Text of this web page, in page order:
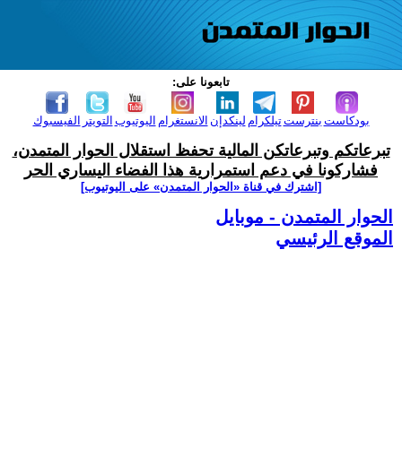
تابعونا على:
الفيسبوك التويتر اليوتيوب الانستغرام لينكدإن تيلكرامبنترست بودكاست
تبرعاتكم وتبرعاتكن المالية تحفظ استقلال الحوار المتمدن،
فشاركونا في دعم استمرارية هذا الفضاء اليساري الحر
[اشترك في قناة ‫«الحوار المتمدن» على اليوتيوب]
الحوار المتمدن - موبايل
الموقع الرئيسي